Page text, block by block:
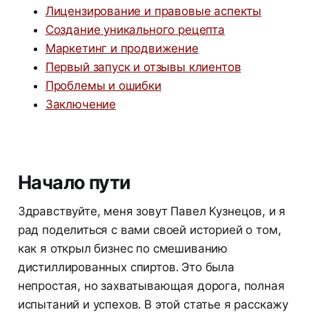
Лицензирование и правовые аспекты
Создание уникального рецепта
Маркетинг и продвижение
Первый запуск и отзывы клиентов
Проблемы и ошибки
Заключение
Начало пути
Здравствуйте, меня зовут Павел Кузнецов, и я
рад поделиться с вами своей историей о том,
как я открыл бизнес по смешиванию
дистиллированных спиртов. Это была
непростая, но захватывающая дорога, полная
испытаний и успехов. В этой статье я расскажу